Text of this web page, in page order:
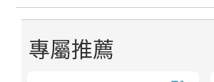
專屬推薦